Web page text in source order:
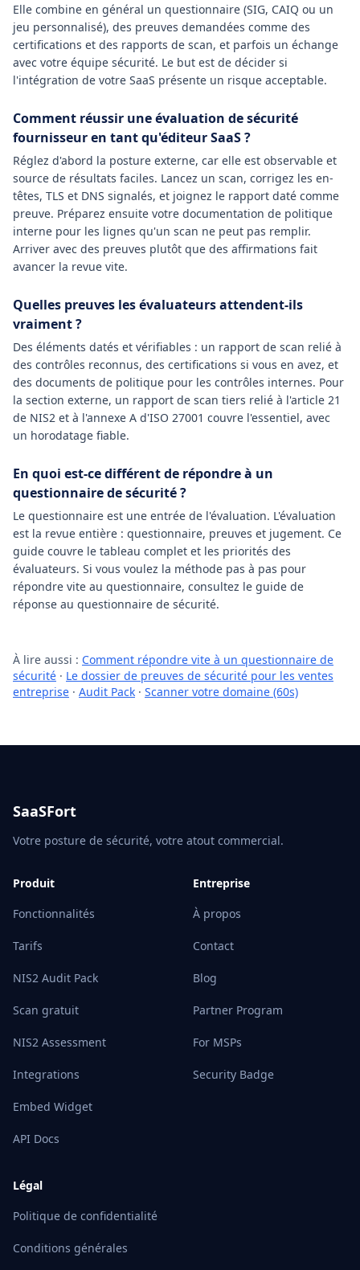
Elle combine en général un questionnaire (SIG, CAIQ ou un
jeu personnalisé), des preuves demandées comme des
certifications et des rapports de scan, et parfois un échange
avec votre équipe sécurité. Le but est de décider si
l'intégration de votre SaaS présente un risque acceptable.
Comment réussir une évaluation de sécurité
fournisseur en tant qu'éditeur SaaS ?
Réglez d'abord la posture externe, car elle est observable et
source de résultats faciles. Lancez un scan, corrigez les en-
têtes, TLS et DNS signalés, et joignez le rapport daté comme
preuve. Préparez ensuite votre documentation de politique
interne pour les lignes qu'un scan ne peut pas remplir.
Arriver avec des preuves plutôt que des affirmations fait
avancer la revue vite.
Quelles preuves les évaluateurs attendent-ils
vraiment ?
Des éléments datés et vérifiables : un rapport de scan relié à
des contrôles reconnus, des certifications si vous en avez, et
des documents de politique pour les contrôles internes. Pour
la section externe, un rapport de scan tiers relié à l'article 21
de NIS2 et à l'annexe A d'ISO 27001 couvre l'essentiel, avec
un horodatage fiable.
En quoi est-ce différent de répondre à un
questionnaire de sécurité ?
Le questionnaire est une entrée de l'évaluation. L'évaluation
est la revue entière : questionnaire, preuves et jugement. Ce
guide couvre le tableau complet et les priorités des
évaluateurs. Si vous voulez la méthode pas à pas pour
répondre vite au questionnaire, consultez le guide de
réponse au questionnaire de sécurité.
À lire aussi : Comment répondre vite à un questionnaire de
sécurité · Le dossier de preuves de sécurité pour les ventes
entreprise · Audit Pack · Scanner votre domaine (60s)
SaaSFort
Votre posture de sécurité, votre atout commercial.
Produit
Fonctionnalités
Tarifs
NIS2 Audit Pack
Scan gratuit
NIS2 Assessment
Integrations
Embed Widget
API Docs
Entreprise
À propos
Contact
Blog
Partner Program
For MSPs
Security Badge
Légal
Politique de confidentialité
Conditions générales